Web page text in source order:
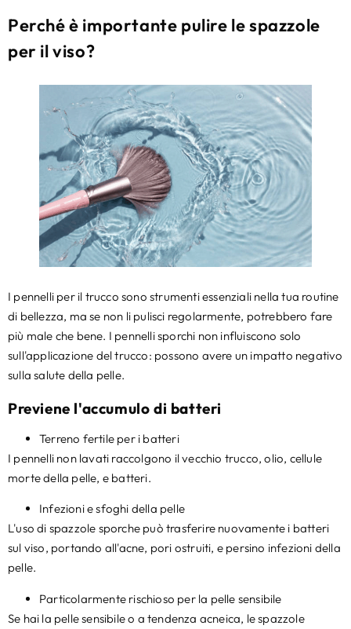
Perché è importante pulire le spazzole
per il viso?
I pennelli per il trucco sono strumenti essenziali nella tua routine
di bellezza, ma se non li pulisci regolarmente, potrebbero fare
più male che bene. I pennelli sporchi non influiscono solo
sull'applicazione del trucco: possono avere un impatto negativo
sulla salute della pelle.
Previene l'accumulo di batteri
Terreno fertile per i batteri
I pennelli non lavati raccolgono il vecchio trucco, olio, cellule
morte della pelle, e batteri.
Infezioni e sfoghi della pelle
L'uso di spazzole sporche può trasferire nuovamente i batteri
sul viso, portando all'acne, pori ostruiti, e persino infezioni della
pelle.
Particolarmente rischioso per la pelle sensibile
Se hai la pelle sensibile o a tendenza acneica, le spazzole